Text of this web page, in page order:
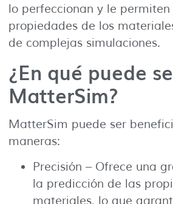
lo perfeccionan y le
propiedades de los
de complejas simulaciones.
¿En qué puede
MatterSim?
MatterSim puede ser
maneras:
Precisión – Ofrece una
la predicción de las